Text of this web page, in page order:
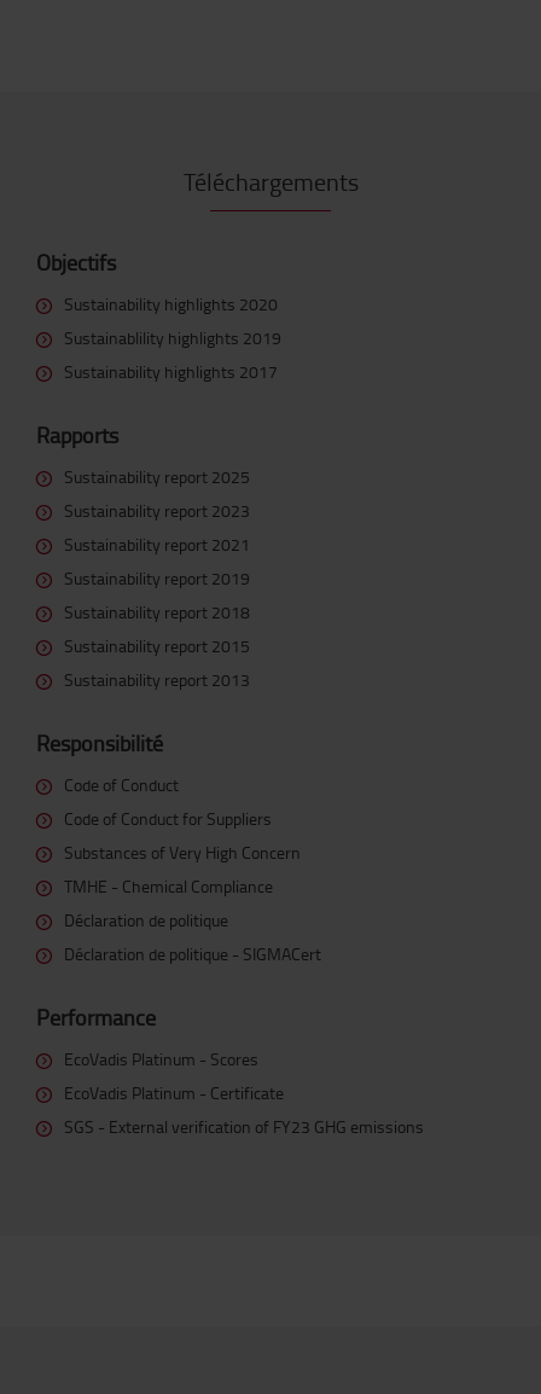
Téléchargements
Objectifs
Sustainability highlights 2020
Sustainablility highlights 2019
Sustainability highlights 2017
Rapports
Sustainability report 2025
Sustainability report 2023
Sustainability report 2021
Sustainability report 2019
Sustainability report 2018
Sustainability report 2015
Sustainability report 2013
Responsibilité
Code of Conduct
Code of Conduct for Suppliers
Substances of Very High Concern
TMHE - Chemical Compliance
Déclaration de politique
Déclaration de politique - SIGMACert
Performance
EcoVadis Platinum - Scores
EcoVadis Platinum - Certificate
SGS - External verification of FY23 GHG emissions